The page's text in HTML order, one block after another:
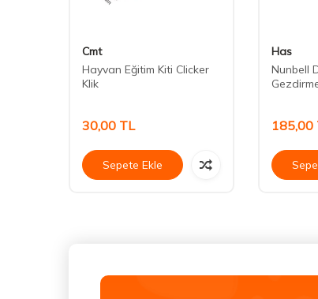
Cmt
Hayvan Eğitim Kiti Clicker
Klik
30,00 TL
Sepete Ekle
Has
Nunbell
185,00